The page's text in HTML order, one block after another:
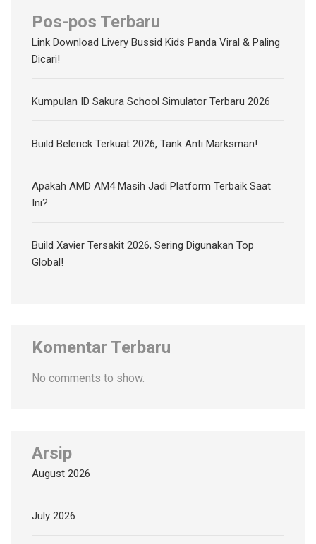
Pos-pos Terbaru
Link Download Livery Bussid Kids Panda Viral & Paling
Dicari!
Kumpulan ID Sakura School Simulator Terbaru 2026
Build Belerick Terkuat 2026, Tank Anti Marksman!
Apakah AMD AM4 Masih Jadi Platform Terbaik Saat
Ini?
Build Xavier Tersakit 2026, Sering Digunakan Top
Global!
Komentar Terbaru
No comments to show.
Arsip
August 2026
July 2026